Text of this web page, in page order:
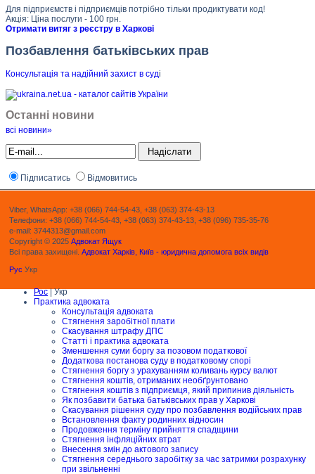
Для підприємств і підприємців потрібно тільки продиктувати код!
Акція: Ціна послуги - 100 грн.
Отримати витяг з реєстру в Харкові
Позбавлення батьківських прав
Консультація та надійний захист в суді
Останні новини
всі новини»
Підписатись Відмовитись
Viber, WhatsApp: +38 (066) 744-54-43, +38 (063) 374-43-13
Телефони: +38 (066) 744-54-43, +38 (063) 374-43-13, +38 (096) 735-35-76
e-mail: 3744313@gmail.com
Copyright © 2025 Адвокат Ящук
Всі права захищені. Адвокат Харків, Київ - юридична допомога всіх видів
Рус Укр
Рос| Укр
Практика адвоката
Консультація адвоката
Стягнення заробітної плати
Скасування штрафу ДПС
Статті і практика адвоката
Зменшення суми боргу за позовом податкової
Додаткова постанова суду в податковому спорі
Стягнення боргу з урахуванням коливань курсу валют
Стягнення коштів, отриманих необґрунтовано
Стягнення коштів з підприємця, який припинив діяльність
Як позбавити батька батьківських прав у Харкові
Скасування рішення суду про позбавлення водійських прав
Встановлення факту родинних відносин
Продовження терміну прийняття спадщини
Стягнення інфляційних втрат
Внесення змін до актового запису
Стягнення середнього заробітку за час затримки розрахунку
при звільненні